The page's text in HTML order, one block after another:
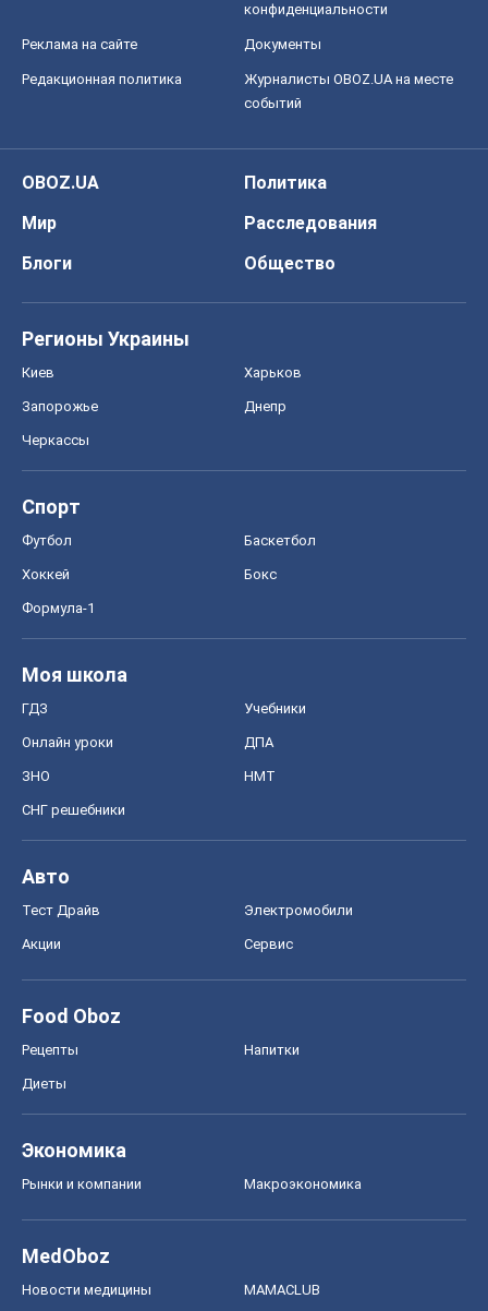
конфиденциальности
Реклама на сайте Документы
Редакционная политика
Журналисты OBOZ.UA на месте
событий
OBOZ.UA
Политика
Мир
Расследования
Блоги
Общество
Регионы Украины
Киев Харьков
Запорожье Днепр
Черкассы
Спорт
Футбол Баскетбол
Хоккей Бокс
Формула-1
Моя школа
ГДЗ Учебники
Онлайн уроки ДПА
ЗНО НМТ
СНГ решебники
Авто
Тест Драйв Электромобили
Акции Сервис
Food Oboz
Рецепты Напитки
Диеты
Экономика
Рынки и компании Mакроэкономика
MedOboz
Новости медицины MAMACLUB